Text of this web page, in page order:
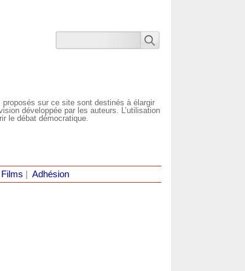
sur ce site sont destinés à élargir
développée par les auteurs. L’utilisation
le débat démocratique.
Films Adhésion